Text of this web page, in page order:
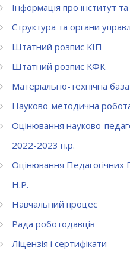
Інформація про інститут
Структура та органи
Штатний розпис КІП
Штатний розпис КФК
Матеріально-технічна база
Науково-методична
Оцінювання науково-
2022-2023 н.р.
Оцінювання Педагогічних
Н.Р.
Навчальний процес
Рада роботодавців
Ліцензія і сертифікати